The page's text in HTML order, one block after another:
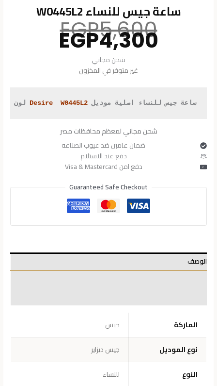
ساعة جيس للنساء W0445L2
EGP5,600 السعر
الأصلي
هو:EGP4,300
شحن مجاني
غير متوفر في المخزون
ساعة جيس للنساء اصلية موديل Desire  W0445L2 لون
شحن مجاني لمعظم محافظات مصر
ضمان عامين ضد عيوب الصناعه
دفع عند الاستلام
دفع امن Visa & Mastercard
Guaranteed Safe Checkout
الوصف
الماركة
جيس
نوع الموديل
جيس ديزاير
النوع
للنساء